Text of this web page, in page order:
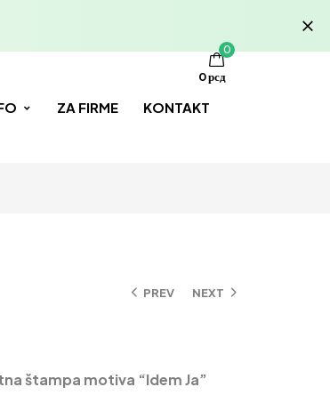
ZA FIRME KONTAKT
0
0рсд
PREV NEXT
štampa motiva “Idem Ja”